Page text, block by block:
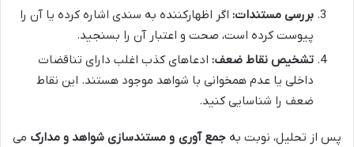
بررسی مستندات: اگر اظهارکننده به سندی اشاره کرده یا آن را
پیوست کرده است، صحت و اعتبار آن را بسنجید.
تشخیص نقاط ضعف: ادعاهای کذب اغلب دارای تناقضات
داخلی یا عدم همخوانی با شواهد موجود هستند. این نقاط
ضعف را شناسایی کنید.
پس از تحلیل، نوبت بهجمع آوری و مستندسازی شواهد و مدارک می